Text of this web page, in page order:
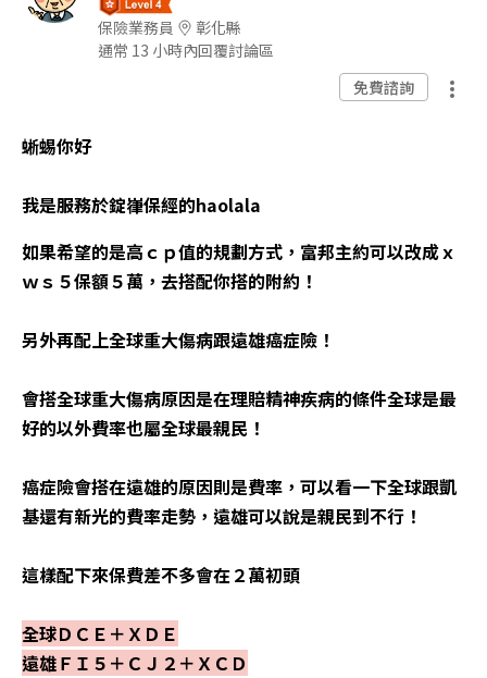
保險業務員
彰化縣
通常 13 小時內回覆討論區
免費諮詢
蜥蜴你好
我是服務於錠嵂保經的haolala
如果希望的是高ｃｐ值的規劃方式，富邦主約可以改成ｘ
ｗｓ５保額５萬，去搭配你搭的附約！
另外再配上全球重大傷病跟遠雄癌症險！
會搭全球重大傷病原因是在理賠精神疾病的條件全球是最
好的以外費率也屬全球最親民！
癌症險會搭在遠雄的原因則是費率，可以看一下全球跟凱
基還有新光的費率走勢，遠雄可以說是親民到不行！
這樣配下來保費差不多會在２萬初頭
全球ＤＣＥ＋ＸＤＥ
遠雄ＦＩ５＋ＣＪ２＋ＸＣＤ